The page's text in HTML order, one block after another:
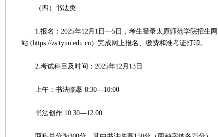
（四）书法类
1.报名：2025年12月1日—5日，考生登录太原师范学院招生网
站 (https://zs.tynu.edu.cn）完成网上报名、缴费和准考证打印。
2.考试科目及时间：2025年12月13日
上午：书法临摹 8:30—10:00
书法创作 10:30—12:00